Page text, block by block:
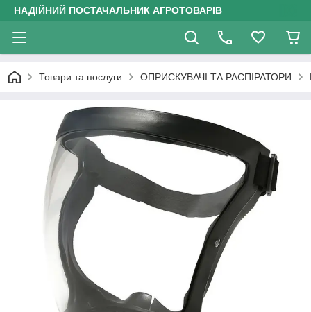
НАДІЙНИЙ ПОСТАЧАЛЬНИК АГРОТОВАРІВ
Товари та послуги ОПРИСКУВАЧІ ТА РАСПІРАТОРИ